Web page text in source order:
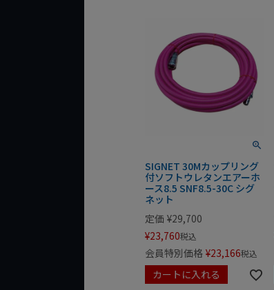
SIGNET 30Mカップリング
付ソフトウレタンエアーホ
ース8.5 SNF8.5-30C シグ
ネット
定価 ¥29,700
¥23,760税込
会員特別価格 ¥23,166税込
カートに入れる